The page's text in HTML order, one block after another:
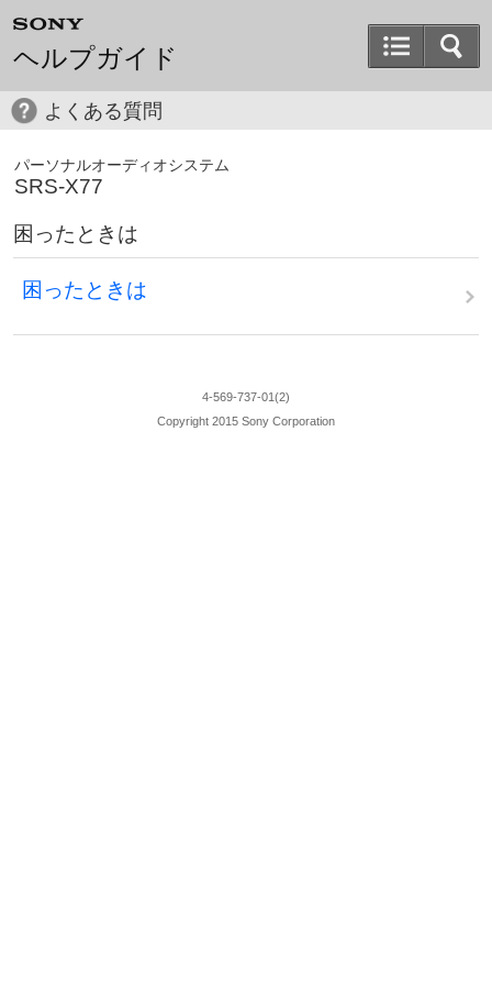
ヘルプガイド
よくある質問
パーソナルオーディオシステム
SRS-X77
困ったときは
困ったときは
4-569-737-01(2)
Copyright 2015 Sony Corporation